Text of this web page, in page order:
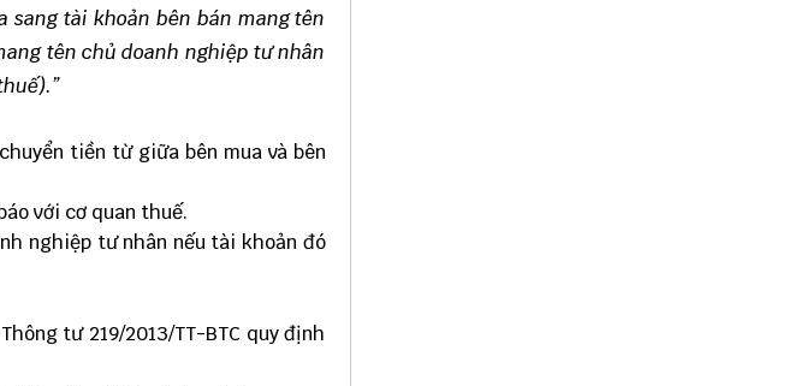
tài khoản bên bán mang tên
tên chủ doanh nghiệp tư nhân
tiền từ giữa bên mua và bên
với cơ quan thuế.
nghiệp tư nhân nếu tài khoản đó
tư 219/2013/TT-BTC quy định